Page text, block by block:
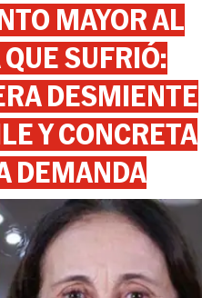
MAYOR AL
SUFRIÓ:
DESMIENTE
Y CONCRETA
DEMANDA